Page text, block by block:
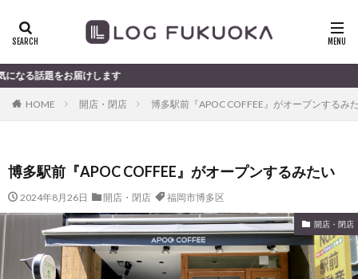
けします
HOME 開店・閉店 博多駅前『APOC COFFEE』がオープンするみ
博多駅前『APOC COFFEE』がオープンするみたい
2024年8月26日 開店・閉店 福岡市博多区
開店・閉店